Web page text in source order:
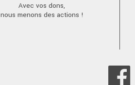
Avec vos dons,
nous menons des actions !